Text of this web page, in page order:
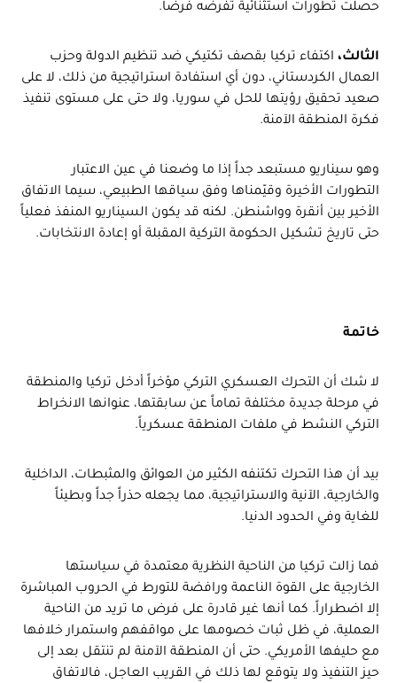
حصلت تطورات استثنائية تفرضه فرضاً.
الثالث، اكتفاء تركيا بقصف تكتيكي ضد تنظيم الدولة وحزب
العمال الكردستاني، دون أي استفادة استراتيجية من ذلك، لا على
صعيد تحقيق رؤيتها للحل في سوريا، ولا حتى على مستوى تنفيذ
فكرة المنطقة الآمنة.
وهو سيناريو مستبعد جداً إذا ما وضعنا في عين الاعتبار
التطورات الأخيرة وقيّمناها وفق سياقها الطبيعي، سيما الاتفاق
الأخير بين أنقرة وواشنطن. لكنه قد يكون السيناريو المنفذ فعلياً
حتى تاريخ تشكيل الحكومة التركية المقبلة أو إعادة الانتخابات.
خاتمة
لا شك أن التحرك العسكري التركي مؤخراً أدخل تركيا والمنطقة
في مرحلة جديدة مختلفة تماماً عن سابقتها، عنوانها الانخراط
التركي النشط في ملفات المنطقة عسكرياً.
بيد أن هذا التحرك تكتنفه الكثير من العوائق والمثبطات، الداخلية
والخارجية، الآنية والاستراتيجية، مما يجعله حذراً جداً وبطيئاً
للغاية وفي الحدود الدنيا.
فما زالت تركيا من الناحية النظرية معتمدة في سياستها
الخارجية على القوة الناعمة ورافضة للتورط في الحروب المباشرة
إلا اضطراراً. كما أنها غير قادرة على فرض ما تريد من الناحية
العملية، في ظل ثبات خصومها على مواقفهم واستمرار خلافها
مع حليفها الأمريكي. حتى أن المنطقة الآمنة لم تنتقل بعد إلى
حيز التنفيذ ولا يتوقع لها ذلك في القريب العاجل، فالاتفاق